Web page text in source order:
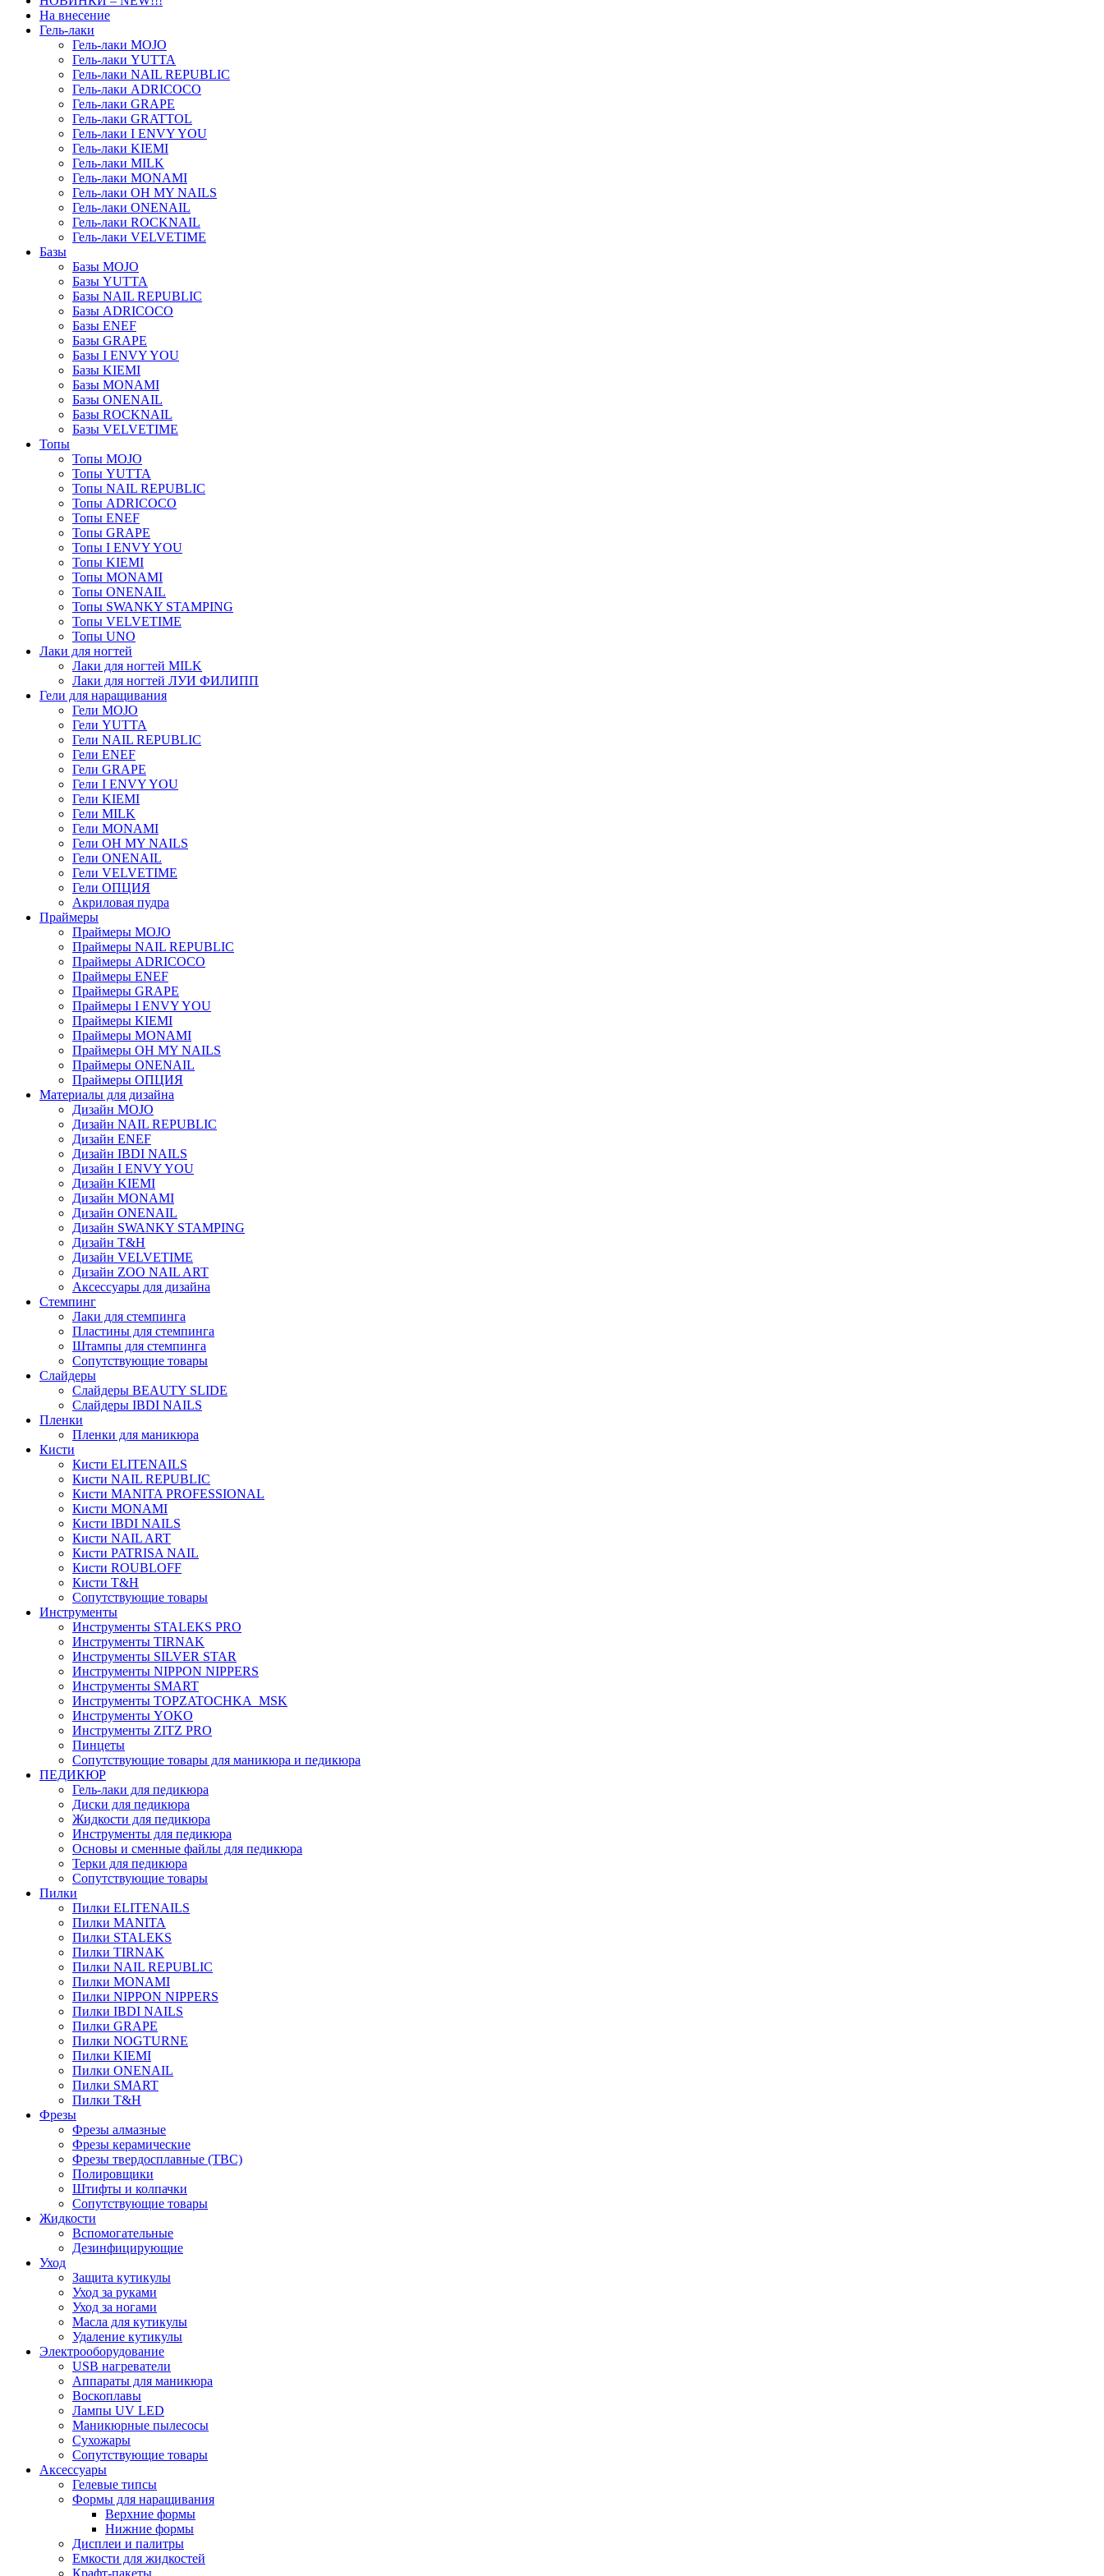
На внесение
Гель-лаки
Гель-лаки MOJO
Гель-лаки YUTTA
Гель-лаки NAIL REPUBLIC
Гель-лаки ADRICOCO
Гель-лаки GRAPE
Гель-лаки GRATTOL
Гель-лаки I ENVY YOU
Гель-лаки KIEMI
Гель-лаки MILK
Гель-лаки MONAMI
Гель-лаки OH MY NAILS
Гель-лаки ONENAIL
Гель-лаки ROCKNAIL
Гель-лаки VELVETIME
Базы
Базы MOJO
Базы YUTTA
Базы NAIL REPUBLIC
Базы ADRICOCO
Базы ENEF
Базы GRAPE
Базы I ENVY YOU
Базы KIEMI
Базы MONAMI
Базы ONENAIL
Базы ROCKNAIL
Базы VELVETIME
Топы
Топы MOJO
Топы YUTTA
Топы NAIL REPUBLIC
Топы ADRICOCO
Топы ENEF
Топы GRAPE
Топы I ENVY YOU
Топы KIEMI
Топы MONAMI
Топы ONENAIL
Топы SWANKY STAMPING
Топы VELVETIME
Топы UNO
Лаки для ногтей
Лаки для ногтей MILK
Лаки для ногтей ЛУИ ФИЛИПП
Гели для наращивания
Гели MOJO
Гели YUTTA
Гели NAIL REPUBLIC
Гели ENEF
Гели GRAPE
Гели I ENVY YOU
Гели KIEMI
Гели MILK
Гели MONAMI
Гели OH MY NAILS
Гели ONENAIL
Гели VELVETIME
Гели ОПЦИЯ
Акриловая пудра
Праймеры
Праймеры MOJO
Праймеры NAIL REPUBLIC
Праймеры ADRICOCO
Праймеры ENEF
Праймеры GRAPE
Праймеры I ENVY YOU
Праймеры KIEMI
Праймеры MONAMI
Праймеры OH MY NAILS
Праймеры ONENAIL
Праймеры ОПЦИЯ
Материалы для дизайна
Дизайн MOJO
Дизайн NAIL REPUBLIC
Дизайн ENEF
Дизайн IBDI NAILS
Дизайн I ENVY YOU
Дизайн KIEMI
Дизайн MONAMI
Дизайн ONENAIL
Дизайн SWANKY STAMPING
Дизайн T&H
Дизайн VELVETIME
Дизайн ZOO NAIL ART
Аксессуары для дизайна
Стемпинг
Лаки для стемпинга
Пластины для стемпинга
Штампы для стемпинга
Сопутствующие товары
Слайдеры
Слайдеры BEAUTY SLIDE
Слайдеры IBDI NAILS
Пленки
Пленки для маникюра
Кисти
Кисти ELITENAILS
Кисти NAIL REPUBLIC
Кисти MANITA PROFESSIONAL
Кисти MONAMI
Кисти IBDI NAILS
Кисти NAIL ART
Кисти PATRISA NAIL
Кисти ROUBLOFF
Кисти T&H
Сопутствующие товары
Инструменты
Инструменты STALEKS PRO
Инструменты TIRNAK
Инструменты SILVER STAR
Инструменты NIPPON NIPPERS
Инструменты SMART
Инструменты TOPZATOCHKA_MSK
Инструменты YOKO
Инструменты ZITZ PRO
Пинцеты
Сопутствующие товары для маникюра и педикюра
ПЕДИКЮР
Гель-лаки для педикюра
Диски для педикюра
Жидкости для педикюра
Инструменты для педикюра
Основы и сменные файлы для педикюра
Терки для педикюра
Сопутствующие товары
Пилки
Пилки ELITENAILS
Пилки MANITA
Пилки STALEKS
Пилки TIRNAK
Пилки NAIL REPUBLIC
Пилки MONAMI
Пилки NIPPON NIPPERS
Пилки IBDI NAILS
Пилки GRAPE
Пилки NOGTURNE
Пилки KIEMI
Пилки ONENAIL
Пилки SMART
Пилки T&H
Фрезы
Фрезы алмазные
Фрезы керамические
Фрезы твердосплавные (ТВС)
Полировщики
Штифты и колпачки
Сопутствующие товары
Жидкости
Вспомогательные
Дезинфицирующие
Уход
Защита кутикулы
Уход за руками
Уход за ногами
Масла для кутикулы
Удаление кутикулы
Электрооборудование
USB нагреватели
Аппараты для маникюра
Воскоплавы
Лампы UV LED
Маникюрные пылесосы
Сухожары
Сопутствующие товары
Аксессуары
Гелевые типсы
Формы для наращивания
Верхние формы
Нижние формы
Дисплеи и палитры
Емкости для жидкостей
Крафт-пакеты